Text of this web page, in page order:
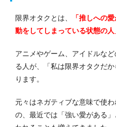
限界オタクとは、
「推しへの
動をしてしまっている状態の人
アニメやゲーム、アイドルな
る人が、「私は限界オタクだ
ります。
元々はネガティブな意味で使
の、最近では「強い愛がある